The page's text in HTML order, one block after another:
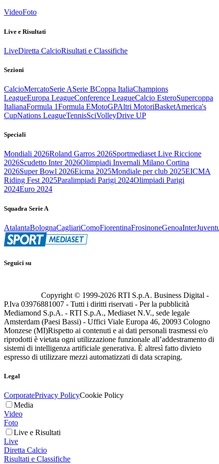
VideoFoto
Live e Risultati
LiveDiretta CalcioRisultati e Classifiche
Sezioni
CalcioMercatoSerie ASerie BCoppa ItaliaChampions
LeagueEuropa LeagueConference LeagueCalcio EsteroSupercoppa
ItalianaFormula 1Formula EMotoGPAltri MotoriBasketAmerica's
CupNations LeagueTennisSciVolleyDrive UP
Speciali
Mondiali 2026Roland Garros 2026Sportmediaset Live Riccione
2026Scudetto Inter 2026Olimpiadi Invernali Milano Cortina
2026Super Bowl 2026Eicma 2025Mondiale per club 2025EICMA
Riding Fest 2025Paralimpiadi Parigi 2024Olimpiadi Parigi
2024Euro 2024
Squadra Serie A
AtalantaBolognaCagliariComoFiorentinaFrosinoneGenoaInter
Seguici su
Copyright © 1999-2026 RTI S.p.A. Business Digital -
P.Iva 03976881007 - Tutti i diritti riservati - Per la pubblicità
Mediamond S.p.A. - RTI S.p.A., Mediaset N.V., sede legale
Amsterdam (Paesi Bassi) - Uffici Viale Europa 46, 20093 Cologno
Monzese (MI)Rispetto ai contenuti e ai dati personali trasmessi e/o
riprodotti è vietata ogni utilizzazione funzionale all’addestramento di
sistemi di intelligenza artificiale generativa. È altresì fatto divieto
espresso di utilizzare mezzi automatizzati di data scraping.
Legal
CorporatePrivacy PolicyCookie Policy
Media
Video
Foto
Live e Risultati
Live
Diretta Calcio
Risultati e Classifiche